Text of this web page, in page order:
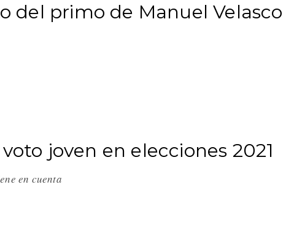
del primo de Manuel Velasco
joven en elecciones 2021
en cuenta